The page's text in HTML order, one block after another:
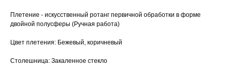
Плетение - искусственный ротанг первичной обработки в форме
двойной полусферы (Ручная работа)
Цвет плетения: Бежевый, коричневый
Столешница: Закаленное стекло